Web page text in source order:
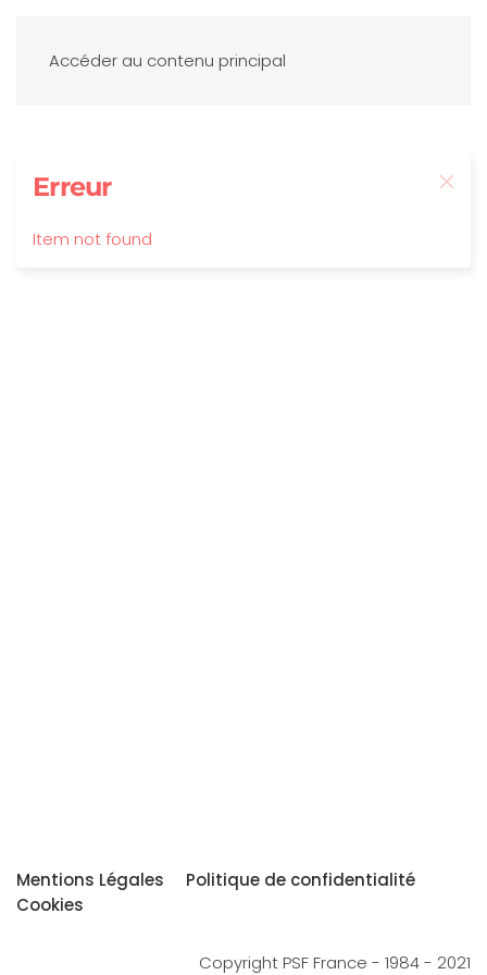
Accéder au contenu principal
Erreur
Item not found
Mentions Légales
Politique de confidentialité
Cookies
Copyright PSF France - 1984 - 2021